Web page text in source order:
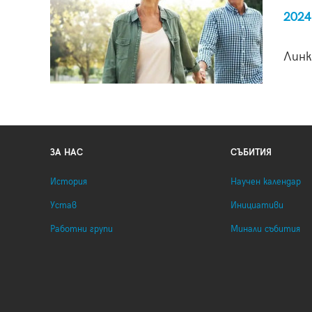
ЗА НАС
История
Устав
Работни групи
СЪБИТИЯ
Научен календар
Инициативи
Минали събития